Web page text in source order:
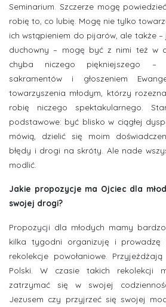
Seminarium. Szczerze mogę
robię to, co lubię. Mogę nie tylko
ich wstąpieniem do pijarów, ale także
duchowny – mogę być z nimi też w
chyba niczego piękniejszego –
sakramentów i głoszeniem
towarzyszenia młodym, którzy
robię niczego spektakularnego.
podstawowe: być blisko w ciągłej
mówią, dzielić się moim
błędy i drogi na skróty. Ale nade
modlić.
Jakie propozycje ma Ojciec dla
swojej drogi?
Propozycji dla młodych mamy
kilka tygodni organizuję i prowadzę
rekolekcje powołaniowe.
Polski. W czasie takich rekolekcji
zatrzymać się w swojej
Jezusem czy przyjrzeć się swojej